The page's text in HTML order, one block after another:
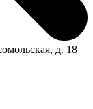
д. 18